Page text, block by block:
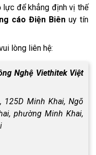
lực để khẳng định vị thế
cáo Điện Biên uy tín
lòng liên hệ:
Nghệ Viethitek Việt
Minh Khai, Ngõ
phường Minh Khai,